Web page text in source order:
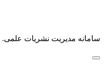
سامانه مدیریت نشریات علمی.